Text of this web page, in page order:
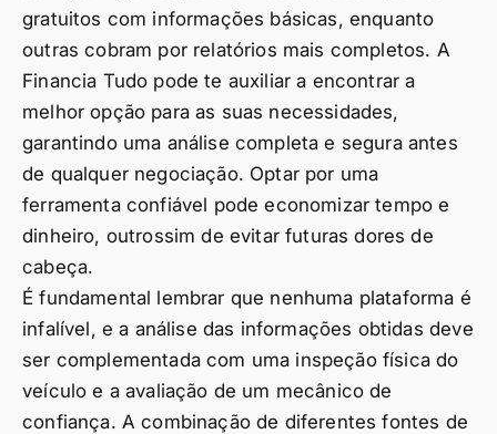
gratuitos com informações básicas, enquanto
outras cobram por relatórios mais completos. A
Financia Tudo pode te auxiliar a encontrar a
melhor opção para as suas necessidades,
garantindo uma análise completa e segura antes
de qualquer negociação. Optar por uma
ferramenta confiável pode economizar tempo e
dinheiro, outrossim de evitar futuras dores de
cabeça.
É fundamental lembrar que nenhuma plataforma é
infalível, e a análise das informações obtidas deve
ser complementada com uma inspeção física do
veículo e a avaliação de um mecânico de
confiança. A combinação de diferentes fontes de